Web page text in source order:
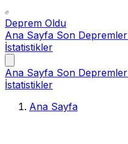
Deprem Oldu
Ana Sayfa Son Depremler
İstatistikler
Ana Sayfa Son Depremler
İstatistikler
Ana Sayfa